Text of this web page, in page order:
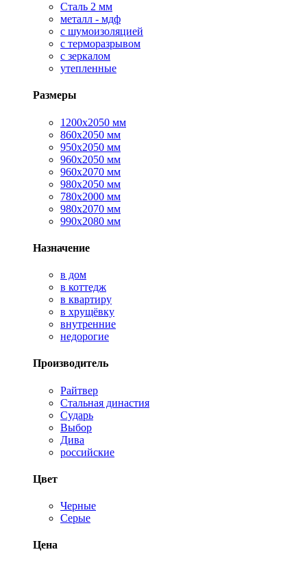
Сталь 2 мм
металл - мдф
с шумоизоляцией
с терморазрывом
с зеркалом
утепленные
Размеры
1200х2050 мм
860х2050 мм
950х2050 мм
960х2050 мм
960х2070 мм
980х2050 мм
780х2000 мм
980х2070 мм
990х2080 мм
Назначение
в дом
в коттедж
в квартиру
в хрущёвку
внутренние
недорогие
Производитель
Райтвер
Стальная династия
Сударь
Выбор
Дива
российские
Цвет
Черные
Серые
Цена